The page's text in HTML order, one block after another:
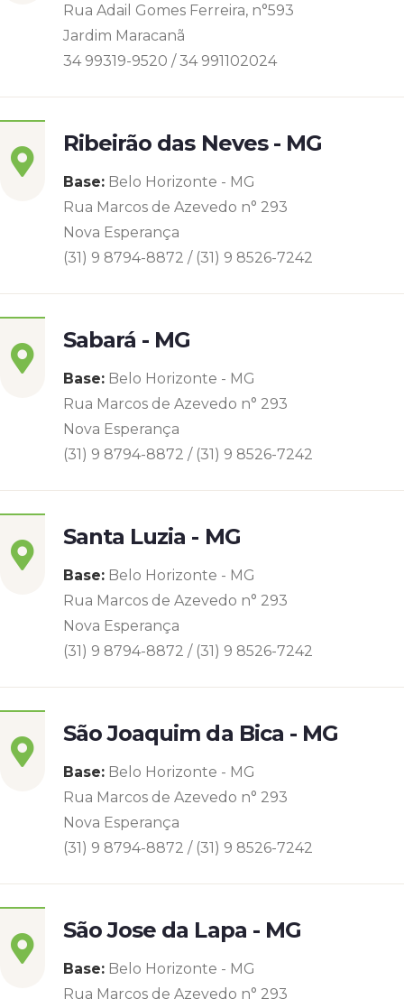
Rua Adail Gomes Ferreira, n°593
Jardim Maracanã
34 99319-9520 / 34 991102024
Ribeirão das Neves - MG
Base: Belo Horizonte - MG
Rua Marcos de Azevedo n° 293
Nova Esperança
(31) 9 8794-8872 / (31) 9 8526-7242
Sabará - MG
Base: Belo Horizonte - MG
Rua Marcos de Azevedo n° 293
Nova Esperança
(31) 9 8794-8872 / (31) 9 8526-7242
Santa Luzia - MG
Base: Belo Horizonte - MG
Rua Marcos de Azevedo n° 293
Nova Esperança
(31) 9 8794-8872 / (31) 9 8526-7242
São Joaquim da Bica - MG
Base: Belo Horizonte - MG
Rua Marcos de Azevedo n° 293
Nova Esperança
(31) 9 8794-8872 / (31) 9 8526-7242
São Jose da Lapa - MG
Base: Belo Horizonte - MG
Rua Marcos de Azevedo n° 293